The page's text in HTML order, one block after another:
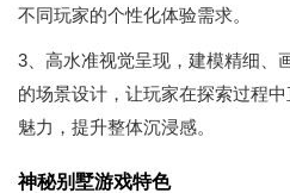
不同玩家的个性化体验需求。
3、高水准视觉呈现，建模精细、
的场景设计，让玩家在探索过程
魅力，提升整体沉浸感。
神秘别墅游戏特色